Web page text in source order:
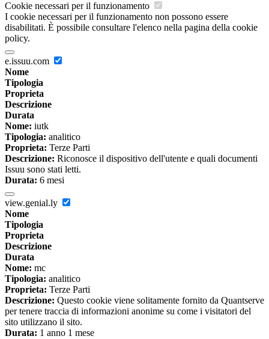
Cookie necessari per il funzionamento
I cookie necessari per il funzionamento non possono essere
disabilitati. È possibile consultare l'elenco nella pagina della cookie
policy.
e.issuu.com
Nome
Tipologia
Proprieta
Descrizione
Durata
Nome: iutk
Tipologia: analitico
Proprieta: Terze Parti
Descrizione: Riconosce il dispositivo dell'utente e quali documenti
Issuu sono stati letti.
Durata: 6 mesi
view.genial.ly
Nome
Tipologia
Proprieta
Descrizione
Durata
Nome: mc
Tipologia: analitico
Proprieta: Terze Parti
Descrizione: Questo cookie viene solitamente fornito da Quantserve
per tenere traccia di informazioni anonime su come i visitatori del
sito utilizzano il sito.
Durata: 1 anno 1 mese